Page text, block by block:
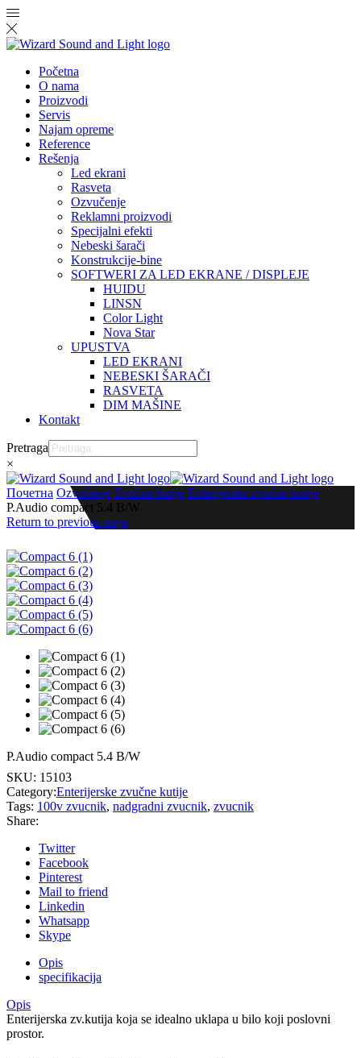
Početna
O nama
Proizvodi
Servis
Najam opreme
Reference
Rešenja
Led ekrani
Rasveta
Ozvučenje
Reklamni proizvodi
Specijalni efekti
Nebeski šarači
Konstrukcije-bine
SOFTWERI ZA LED EKRANE / DISPLEJE
HUIDU
LINSN
Color Light
Nova Star
UPUSTVA
LED EKRANI
NEBESKI ŠARAČI
RASVETA
DIM MAŠINE
Kontakt
Pretraga
×
Почетна Ozvučenje Zvučne kutije Enterijerske zvučne kutije
P.Audio compact 5.4 B/W
Return to previous page
P.Audio compact 5.4 B/W
SKU: 15103
Category:Enterijerske zvučne kutije
Tags: 100v zvucnik, nadgradni zvucnik, zvucnik
Share:
Twitter
Facebook
Pinterest
Mail to friend
Linkedin
Whatsapp
Skype
Opis
specifikacija
Opis
Enterijerska zv.kutija koja se idealno uklapa u bilo koji poslovni
prostor.